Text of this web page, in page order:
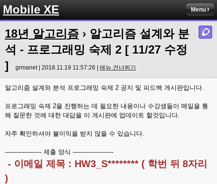
Mobile XE Menu
18년 알고리즘 › 알고리즘 설계와 분
석 - 프로그래밍 숙제 2 [ 11/27 수정
]
grmanet | 2018.11.19 11:57:26 | 메뉴 건너뛰기
알고리즘 설계와 분석 프로그래밍 숙제 2 공지 및 피드백 게시판입니다.
프로그래밍 숙제 2을 진행하는 데 필요한 내용이나 수강생들이 메일을 통
해 질문한 것에 대한 대답을 이 게시판에 업데이트 할것입니다.
자주 확인하셔야 불이익을 받지 않을 수 있습니다.
------------------- 제출 양식 ---------------------
- 이메일 제목 : HW3_S******** ( 학번 뒤 8자리
)